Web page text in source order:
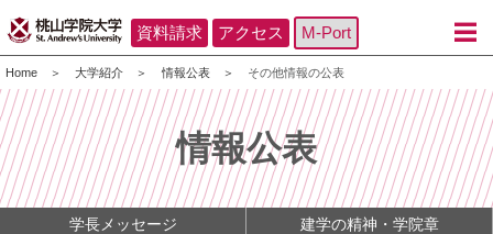
資料請求 アクセス M-Port
Home 大学紹介 情報公表 その他情報の公表
情報公表
学長メッセージ
建学の精神・学院章